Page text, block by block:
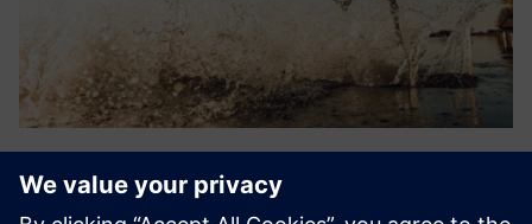
Leverandørnøytral integrasjon, datahåndtering og